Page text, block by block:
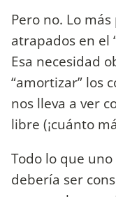
Pero no. Lo
atrapados en el
Esa necesidad
“amortizar” los
nos lleva a ver
libre (¡cuánto
Todo lo que
debería ser